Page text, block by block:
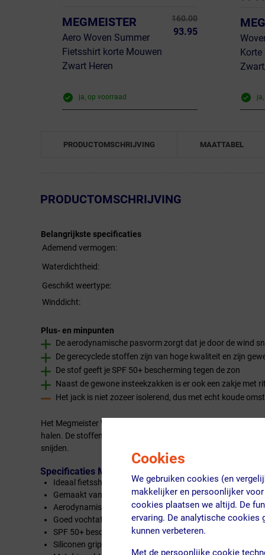
Cookies
We gebruiken cookies (en
makkelijker en persoonlijker
cookies plaatsen we altijd. De
ervaring. De analytische cookies
kunnen verbeteren.
Met de persoonlijke cookie
MEGMEISTER
Aero Woven Summer
Fietsshirt korte Mouwen
Zwart Heren
160.00
93.95
ja, op voorraad
PRODUCTOMSCHRIJVING MAATTABEL
← Terug naar productnavigatie
PRODUCTOMSCHRIJVING
Belangrijkste specificaties
Ademend vermogen:
Waterdichtheid:
Geschikt weertype:
Winddicht:
Plus- en minpunten
De aerodynamische pasvorm zorgt dat je door de wind
De gerecyclede stoffen zijn van hoge kwaliteit en zijn
De stof geeft je SPF 50+ bescherming tegen de zon
Naast de gewone insteekzakken is er ook een zakje met
Het jack is niet zozeer isolerend, dus met echt koude
Het Megmeister Woven Soane Fietsshirt is ideaal in de
halen. De stoffen zijn gemaakt van gerecyclede materialen
snijden.
Specificaties Megmeister Woven Soane Fietsshirt
Ideaal fietsshirt voor in de zomer
Gemaakt van gerecyclede materialen
Aerodynamische pasvorm
Goed vochtafvoerend vermogen
SPF 50+ bescherming
Siliconen gripper houdt het shirt goed op zijn plek